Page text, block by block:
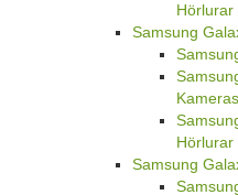
Hörlurar
Samsung
Hörlurar
Samsung